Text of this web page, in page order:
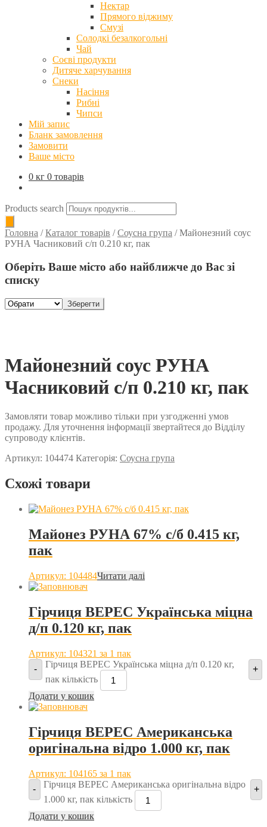
Нектар
Прямого віджиму
Смузі
Солодкі безалкогольні
Чай
Соєві продукти
Дитяче харчування
Снеки
Насіння
Рибні
Чипси
Мій запис
Бланк замовлення
Замовити
Ваше місто
0 кг 0 товарів
Products search
Головна /Каталог товарів /Соусна група /Майонезний соус
РУНА Часниковий с/п 0.210 кг, пак
Оберіть Ваше місто або найближче до Вас зі
списку
Зберегти
Майонезний соус РУНА
Часниковий с/п 0.210 кг, пак
Замовляти товар можливо тільки при узгодженні умов
продажу. Для уточнення інформації звертайтеся до Відділу
супроводу клієнтів.
Артикул: 104474 Категорія: Соусна група
Схожі товари
Майонез РУНА 67% с/б 0.415 кг,
пак
Артикул: 104484Читати далі
Гірчиця ВЕРЕС Українська міцна
д/п 0.120 кг, пак
Артикул: 104321 за 1 пак
-
Гірчиця ВЕРЕС Українська міцна д/п 0.120 кг,
пак кількість
+
Додати у кошик
Гірчиця ВЕРЕС Американська
оригінальна відро 1.000 кг, пак
Артикул: 104165 за 1 пак
-
Гірчиця ВЕРЕС Американська оригінальна відро
1.000 кг, пак кількість
+
Додати у кошик